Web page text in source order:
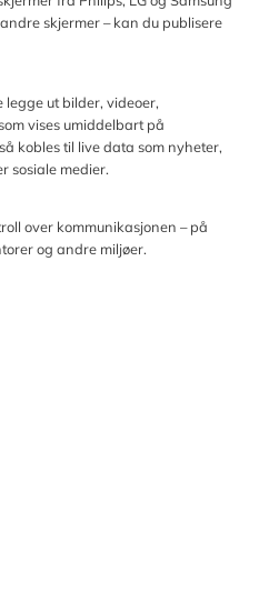
skjermer – kan du publisere
ut bilder, videoer,
vises umiddelbart på
kobles til live data som nyheter,
sosiale medier.
over kommunikasjonen – på
og andre miljøer.